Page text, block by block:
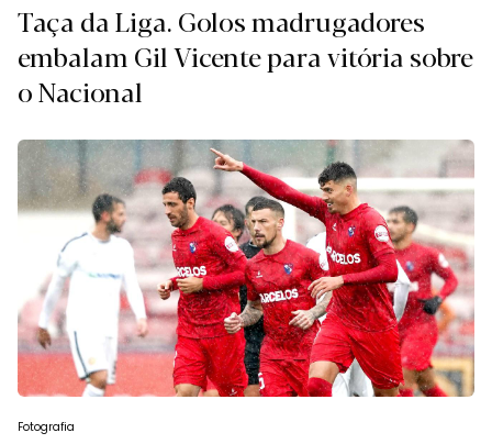
Taça da Liga. Golos madrugadores
embalam Gil Vicente para vitória sobre
o Nacional
Fotografia